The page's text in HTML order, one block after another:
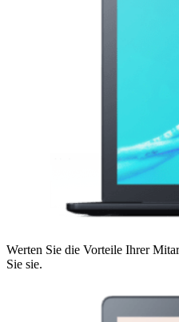
Werten Sie die Vorteile Ihrer
Sie sie.